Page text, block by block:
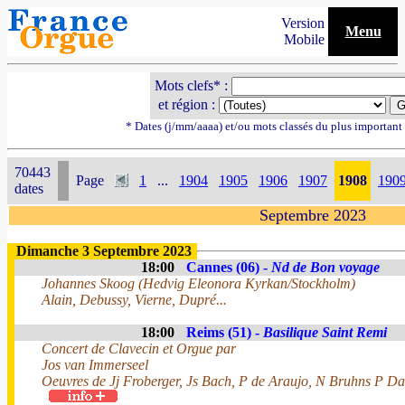
Version
Mobile
Menu
Mots clefs* :
et région :
* Dates (j/mm/aaaa) et/ou mots classés du plus
70443
dates
Page 1 ... 1904 1905 1906 1907 1908
Septembre 2023
Dimanche 3 Septembre 2023
18:00
Cannes (06) - Nd de Bon voyage
Johannes Skoog (Hedvig Eleonora Kyrkan/Stockholm)
Alain, Debussy, Vierne, Dupré...
18:00 Reims (51) - Basilique Saint Remi
Concert de Clavecin et Orgue par
Jos van Immerseel
Oeuvres de Jj Froberger, Js Bach, P de Araujo, N Bruhns P